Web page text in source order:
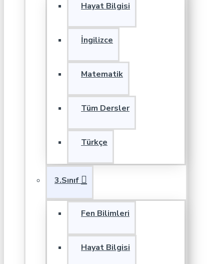
Hayat Bilgisi
İngilizce
Matematik
Tüm Dersler
Türkçe
3.Sınıf
Fen Bilimleri
Hayat Bilgisi